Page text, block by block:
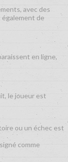
avec des
de
en ligne,
le joueur est
ou un échec est
comme